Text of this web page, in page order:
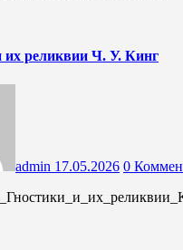
их реликвии Ч. У. Кинг
admin 17.05.2026 0